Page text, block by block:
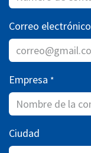
Correo electrónico
Empresa *
Ciudad